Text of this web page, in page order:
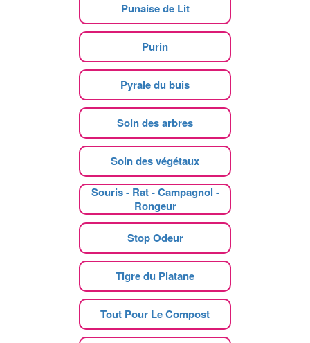
Punaise de Lit
Purin
Pyrale du buis
Soin des arbres
Soin des végétaux
Souris - Rat - Campagnol -
Rongeur
Stop Odeur
Tigre du Platane
Tout Pour Le Compost